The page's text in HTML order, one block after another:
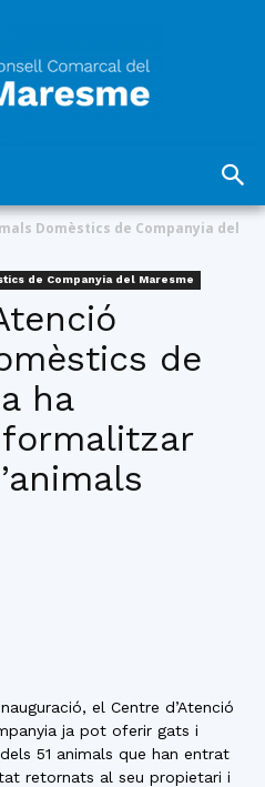
Comarcal
del
Maresme
Domèstics de Companyia del
de Companyia del Maresme
de
ha
el Centre d’Atenció
ja pot oferir gats i
51 animals que han entrat
retornats al seu propietari i